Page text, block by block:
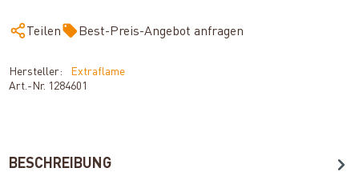
Teilen Best-Preis-Angebot anfragen
Hersteller:
Extraflame
Art.-Nr. 1284601
BESCHREIBUNG